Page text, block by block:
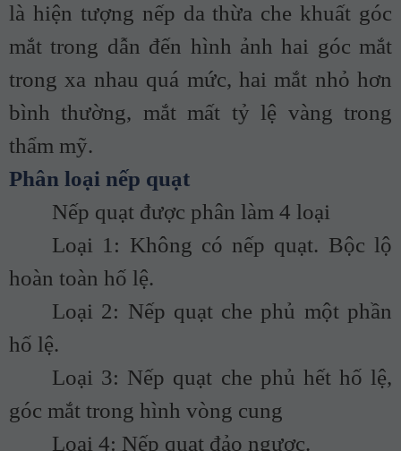
là hiện tượng nếp da thừa che khuất góc
mắt trong dẫn đến hình ảnh hai góc mắt
trong xa nhau quá mức, hai mắt nhỏ hơn
bình thường, mắt mất tỷ lệ vàng trong
thẩm mỹ.
Phân loại nếp quạt
Nếp quạt được phân làm 4 loại
Loại 1: Không có nếp quạt. Bộc lộ
hoàn toàn hố lệ.
Loại 2: Nếp quạt che phủ một phần
hố lệ.
Loại 3: Nếp quạt che phủ hết hố lệ,
góc mắt trong hình vòng cung
Loại 4: Nếp quạt đảo ngược.